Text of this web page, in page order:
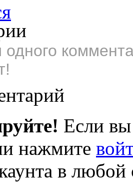
одного
Если вы
нажмите
в любой